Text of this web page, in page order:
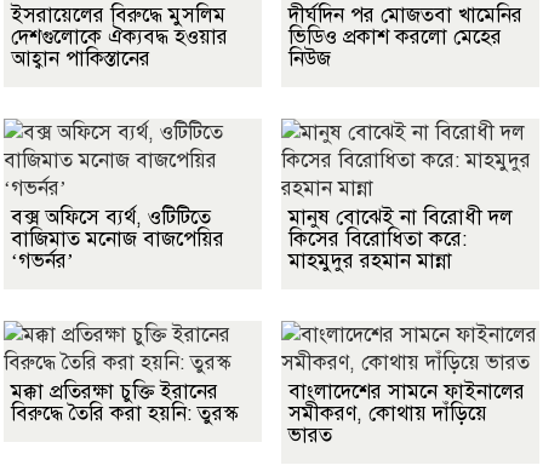
ইসরায়েলের বিরুদ্ধে মুসলিম
দেশগুলোকে ঐক্যবদ্ধ হওয়ার
আহ্বান পাকিস্তানের
দীর্ঘদিন পর মোজতবা খামেনির
ভিডিও প্রকাশ করলো মেহের
নিউজ
বক্স অফিসে ব্যর্থ, ওটিটিতে
বাজিমাত মনোজ বাজপেয়ির
‘গভর্নর’
মানুষ বোঝেই না বিরোধী দল
কিসের বিরোধিতা করে:
মাহমুদুর রহমান মান্না
মক্কা প্রতিরক্ষা চুক্তি ইরানের
বিরুদ্ধে তৈরি করা হয়নি: তুরস্ক
বাংলাদেশের সামনে ফাইনালের
সমীকরণ, কোথায় দাঁড়িয়ে
ভারত